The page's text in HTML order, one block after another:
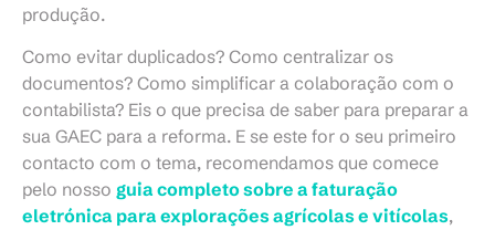
produção.
Como evitar duplicados? Como centralizar os
documentos? Como simplificar a colaboração com o
contabilista? Eis o que precisa de saber para preparar a
sua GAEC para a reforma. E se este for o seu primeiro
contacto com o tema, recomendamos que comece
pelo nosso guia completo sobre a faturação
eletrónica para explorações agrícolas e vitícolas,